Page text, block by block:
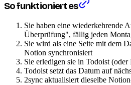
So funktioniert es
Sie haben eine wiederkehrende
Überprüfung", fällig jeden
Sie wird als eine Seite mit dem
Notion synchronisiert
Sie erledigen sie in Todoist
Todoist setzt das Datum auf
2sync aktualisiert dieselbe